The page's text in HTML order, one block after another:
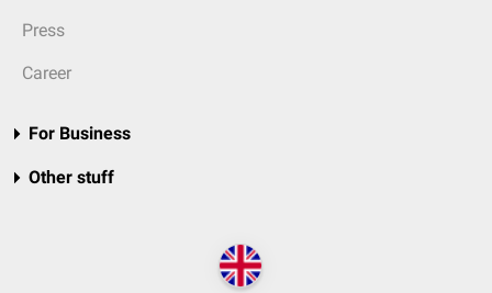
Press
Career
For Business
Other stuff